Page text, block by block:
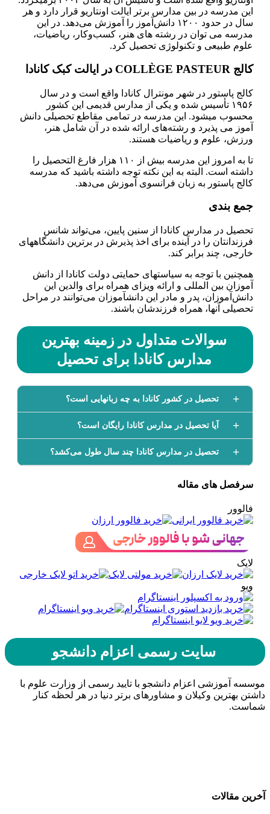
این مدرسه در بین مدارس برتر ایالت اونتاریو قرار دارد و هر
سال در حدود ۱۲۰۰ دانش‌آموز را آموزش می‌دهد. در این
مدرسه می توان در رشته های هنر، کسب‌و‌کار، ریاضیات،
علوم طبیعی و تکنولوژی تحصیل کرد.
کالج COLLÈGE PASTEUR در ایالت کبک کانادا
کالج پاستور در شهر مونترال کانادا واقع است و در سال
۱۹۵۶ تأسیس شده و یکی از مدارس قدیمی این کشور
محسوب می­شود. این مدرسه در تمامی مقاطع تحصیلی دانش
آموز می پذیرد و رشته‌های ارائه شده در آن شامل هنر،
ورزش، علوم و ریاضیات هستند.
تا به امروز این مدرسه بیش از ۱۱۰ هزار فارغ ‌التحصیل را
داشته است. البته به این نکته توجه داشته باشید که مدرسه
کالج پاستور به زبان فرانسوی آموزش می‌دهد.
جمع بندی
تحصیل در مدارس کانادا از سنین پایین، می‌تواند شانس
فرزندانتان را در آینده برای اخذ پذیرش در برترین دانشگاه­های
خارجی، چند برابر کند.
همچنین با توجه به سیاست­های حمایتی دولت کانادا از دانش
آموزان بین المللی و ارائه ویزای همراه برای والدین این
دانش‌آموزان، پدر و مادر این دانش­آموزان می‌توانند در مراحل
تحصیلی آن­ها، همراه فرزندشان باشند.
سوالات متداول در زمینه بهترین
مدارس کانادا برای تحصیل
تحصیل در کشور کانادا به چه زبان­هایی است؟
آیا تحصیل در مدارس کانادا رایگان است؟
تحصیل در مدارس کانادا چند سال طول می‌کشد؟
سرفصل های مقاله
فالوور
لایک
ویو
سایت رسمی اعزام دانشجو
موسسه آموزشی اعزام دانشجو با تایید رسمی از وزارت علوم با
داشتن بهترین وکیلان و مشاورهای برتر دنیا در هر لحظه کنار
شماست.
آخرین مقالات